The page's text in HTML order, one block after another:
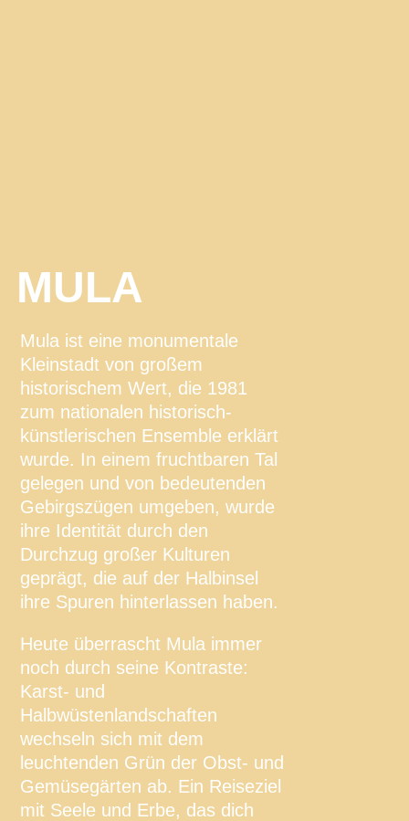
MULA
Mula ist eine monumentale
Kleinstadt von großem
historischem Wert, die 1981
zum nationalen historisch-
künstlerischen Ensemble erklärt
wurde. In einem fruchtbaren Tal
gelegen und von bedeutenden
Gebirgszügen umgeben, wurde
ihre Identität durch den
Durchzug großer Kulturen
geprägt, die auf der Halbinsel
ihre Spuren hinterlassen haben.
Heute überrascht Mula immer
noch durch seine Kontraste:
Karst- und
Halbwüstenlandschaften
wechseln sich mit dem
leuchtenden Grün der Obst- und
Gemüsegärten ab. Ein Reiseziel
mit Seele und Erbe, das dich